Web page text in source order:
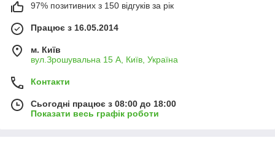
97% позитивних з 150 відгуків за рік
Працює з 16.05.2014
м. Київ
вул.Зрошувальна 15 А, Київ, Україна
Контакти
Сьогодні працює з 08:00 до 18:00
Показати весь графік роботи